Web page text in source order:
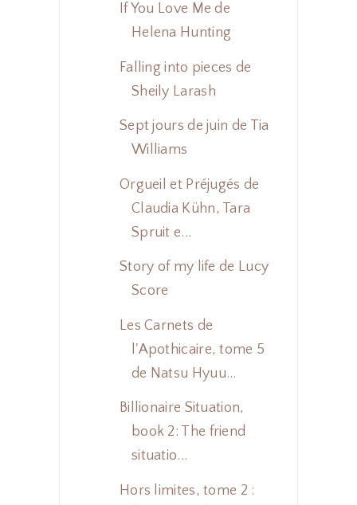
If You Love Me de
Helena Hunting
Falling into pieces de
Sheily Larash
Sept jours de juin de Tia
Williams
Orgueil et Préjugés de
Claudia Kühn, Tara
Spruit e...
Story of my life de Lucy
Score
Les Carnets de
l'Apothicaire, tome 5
de Natsu Hyuu...
Billionaire Situation,
book 2: The friend
situatio...
Hors limites, tome 2 :